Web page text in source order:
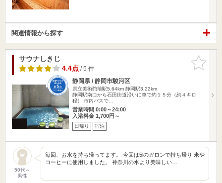
関連情報から探す
お気に入
りに追加
サウナしきじ
4.4点/ 5 件
静岡県 / 静岡市駿河区
県立美術館前駅5.64km 静岡駅3.22km
静岡駅南口から石田街道沿いに車で約１５分（約４キロ
程） 市内バスで…
営業時間 0:00～24:00
入浴料金 1,700円～
日帰り 宿泊
50代～
男性
毎回、お水を持ち帰ってます。 今回は5lのガロンで持ち帰り 米や
コーヒーに使用しました。 神奈川の水より美味しい…